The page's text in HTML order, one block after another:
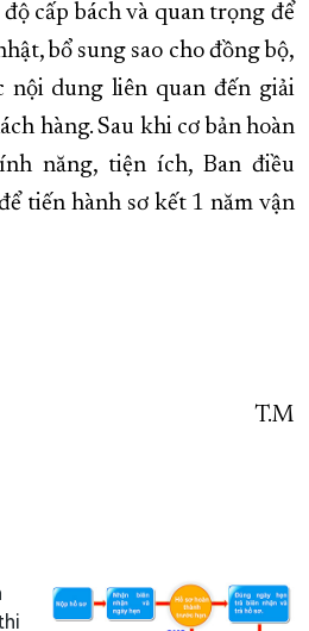
cấp bách và quan trọng để
bổ sung sao cho đồng bộ,
nội dung liên quan đến giải
hàng. Sau khi cơ bản hoàn
năng, tiện ích, Ban điều
tiến hành sơ kết 1 năm vận
T.M